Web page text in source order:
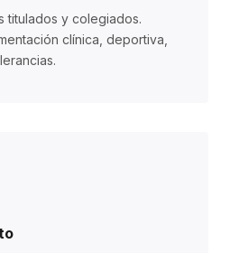
titulados y colegiados.
clínica, deportiva,